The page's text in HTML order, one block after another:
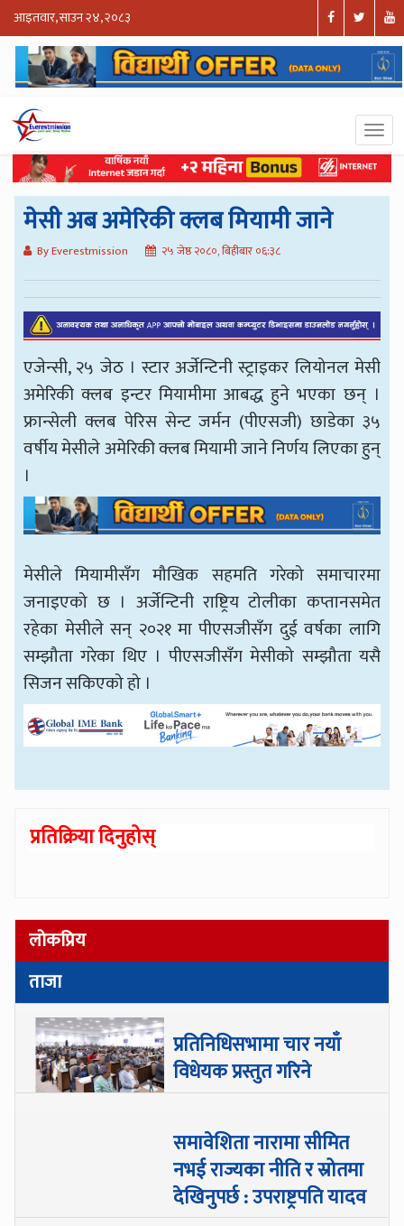
आइतवार, साउन २४, २०८३
मेसी अब अमेरिकी क्लब मियामी जाने
By Everestmission २५ जेष्ठ २०८०, बिहीबार ०६:३८
एजेन्सी, २५ जेठ । स्टार अर्जेन्टिनी स्ट्राइकर लियोनल मेसी
अमेरिकी क्लब इन्टर मियामीमा आबद्ध हुने भएका छन् ।
फ्रान्सेली क्लब पेरिस सेन्ट जर्मन (पीएसजी) छाडेका ३५
वर्षीय मेसीले अमेरिकी क्लब मियामी जाने निर्णय लिएका हुन्
।
मेसीले मियामीसँग मौखिक सहमति गरेको समाचारमा
जनाइएको छ । अर्जेन्टिनी राष्ट्रिय टोलीका कप्तानसमेत
रहेका मेसीले सन् २०२१ मा पीएसजीसँग दुई वर्षका लागि
सम्झौता गरेका थिए । पीएसजीसँग मेसीको सम्झौता यसै
सिजन सकिएको हो ।
प्रतिक्रिया दिनुहोस्
लोकप्रिय
ताजा
प्रतिनिधिसभामा चार नयाँ
विधेयक प्रस्तुत गरिने
समावेशिता नारामा सीमित
नभई राज्यका नीति र स्रोतमा
देखिनुपर्छ : उपराष्ट्रपति यादव